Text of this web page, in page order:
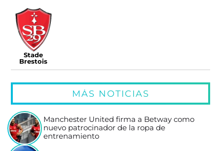
Stade
Brestois
MÁS NOTICIAS
Manchester United firma a Betway como
nuevo patrocinador de la ropa de
entrenamiento